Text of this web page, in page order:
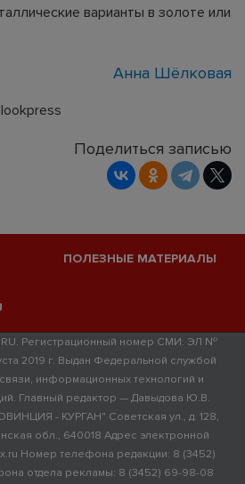
варианты в золоте или
Анна Шёлковая
Поделиться записью
ПОЛЕЗНЫЕ МАТЕРИАЛЫ
Регистрационный номер СМИ: ЭЛ №
2019 г. Выдан Федеральной службой
информационных технологий и
Главный редактор — Давыдова Ю.В.
- КУРГАН" Советская ул., д. 128,
обл., 640018 Адрес электронной
Номер телефона редакции: 8 (3452)
отдела рекламы: 8 (3452) 69-98-08